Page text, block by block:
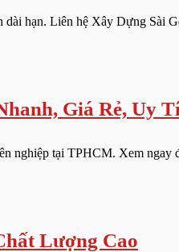
hạn. Liên hệ Xây Dựng Sài
Giá Rẻ, Uy
nghiệp tại TPHCM. Xem ngay
Lượng Cao